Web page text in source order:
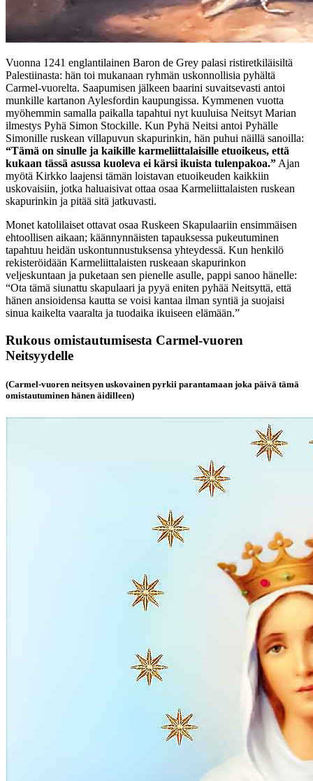
Vuonna 1241 englantilainen Baron de Grey palasi ristiretkiläisiltä
Palestiinasta: hän toi mukanaan ryhmän uskonnollisia pyhältä
Carmel-vuorelta. Saapumisen jälkeen baarini suvaitsevasti antoi
munkille kartanon Aylesfordin kaupungissa. Kymmenen vuotta
myöhemmin samalla paikalla tapahtui nyt kuuluisa Neitsyt Marian
ilmestys Pyhä Simon Stockille. Kun Pyhä Neitsi antoi Pyhälle
Simonille ruskean villapuvun skapurinkin, hän puhui näillä sanoilla:
“Tämä on sinulle ja kaikille karmeliittalaisille etuoikeus, että
kukaan tässä asussa kuoleva ei kärsi ikuista tulenpakoa.” Ajan
myötä Kirkko laajensi tämän loistavan etuoikeuden kaikkiin
uskovaisiin, jotka haluaisivat ottaa osaa Karmeliittalaisten ruskean
skapurinkin ja pitää sitä jatkuvasti.
Monet katolilaiset ottavat osaa Ruskeen Skapulaariin ensimmäisen
ehtoollisen aikaan; käännynnäisten tapauksessa pukeutuminen
tapahtuu heidän uskontunnustuksensa yhteydessä. Kun henkilö
rekisteröidään Karmeliittalaisten ruskeaan skapurinkon
veljeskuntaan ja puketaan sen pienelle asulle, pappi sanoo hänelle:
“Ota tämä siunattu skapulaari ja pyyä eniten pyhää Neitsyttä, että
hänen ansioidensa kautta se voisi kantaa ilman syntiä ja suojaisi
sinua kaikelta vaaralta ja tuodaika ikuiseen elämään.”
Rukous omistautumisesta Carmel-vuoren
Neitsyydelle
(Carmel-vuoren neitsyen uskovainen pyrkii parantamaan joka päivä tämä
omistautuminen hänen äidilleen)